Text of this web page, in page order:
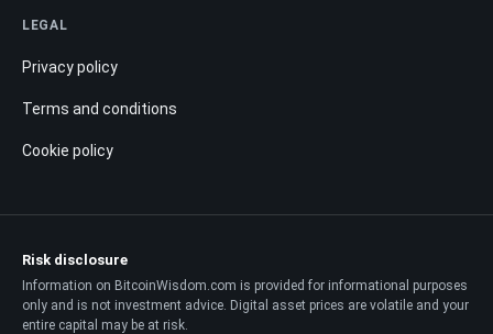
LEGAL
Privacy policy
Terms and conditions
Cookie policy
Risk disclosure
Information on BitcoinWisdom.com is provided for informational purposes
only and is not investment advice. Digital asset prices are volatile and your
entire capital may be at risk.